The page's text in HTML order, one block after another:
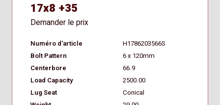
17x8 +35
Demander le prix
Numéro d'article
H1786203566S
Bolt Pattern
6 x 120mm
Centerbore
66.9
Load Capacity
2500.00
Lug Seat
Conical